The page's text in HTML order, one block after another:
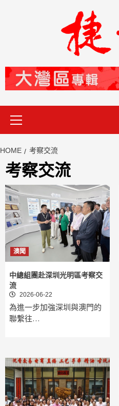
HOME 考察交流
考察交流
澳聞
中總組團赴深圳光明區考察交
流
2026-06-22
為進一步加強深圳與澳門的
聯繫往…